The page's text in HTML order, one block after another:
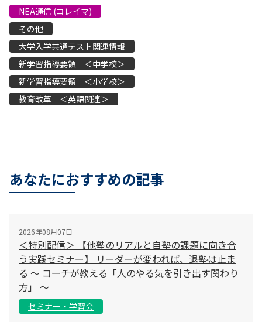
NEA通信 (コレイマ)
その他
大学入学共通テスト関連情報
新学習指導要領 ＜中学校＞
新学習指導要領 ＜小学校＞
教育改革 ＜英語関連＞
あなたにおすすめの記事
2026年08月07日
＜特別配信＞ 【他塾のリアルと自塾の課題に向き合
う実践セミナー】 リーダーが変われば、退塾は止ま
る 〜 コーチが教える「人のやる気を引き出す関わり
方」 〜
セミナー・学習会